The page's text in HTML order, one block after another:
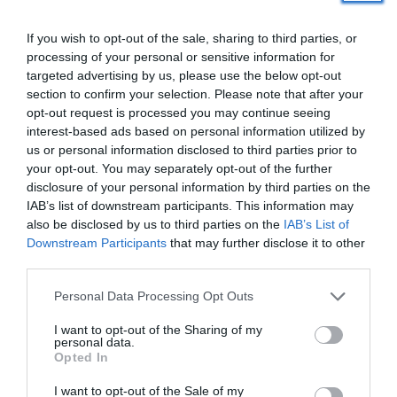
If you wish to opt-out of the sale, sharing to third parties, or
processing of your personal or sensitive information for
targeted advertising by us, please use the below opt-out
section to confirm your selection. Please note that after your
opt-out request is processed you may continue seeing
interest-based ads based on personal information utilized by
us or personal information disclosed to third parties prior to
your opt-out. You may separately opt-out of the further
disclosure of your personal information by third parties on the
IAB’s list of downstream participants. This information may
also be disclosed by us to third parties on the IAB’s List of
Downstream Participants that may further disclose it to other
Personal Data Processing Opt Outs
I want to opt-out of the Sharing of my
personal data.
Opted In
I want to opt-out of the Sale of my
DABAS AIZSARDZĪBA
Pamanot lāci vai tā pēdas, nepaliec
vienaldzīgs – informē dabas
pētniekus
DABAS AIZSARDZĪBA
Pods un noteka nav miskaste. Vai
Latvijā ūdeņus var pilnībā attīrīt no
mājsaimniecību radītā piesārņojuma?
Šopavasar uz Latvijas autoceļiem